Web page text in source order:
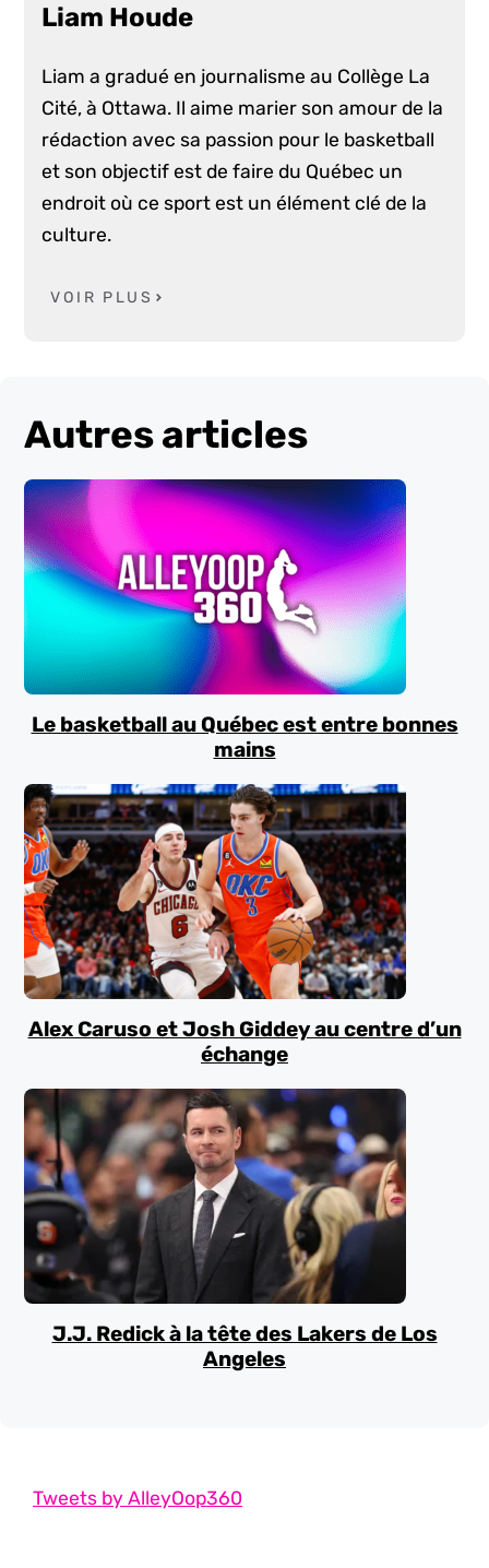
Liam Houde
Liam a gradué en journalisme au Collège La
Cité, à Ottawa. Il aime marier son amour de la
rédaction avec sa passion pour le basketball
et son objectif est de faire du Québec un
endroit où ce sport est un élément clé de la
culture.
VOIR PLUS
Autres articles
Le basketball au Québec est entre bonnes
mains
Alex Caruso et Josh Giddey au centre d’un
échange
J.J. Redick à la tête des Lakers de Los
Angeles
Tweets by AlleyOop360